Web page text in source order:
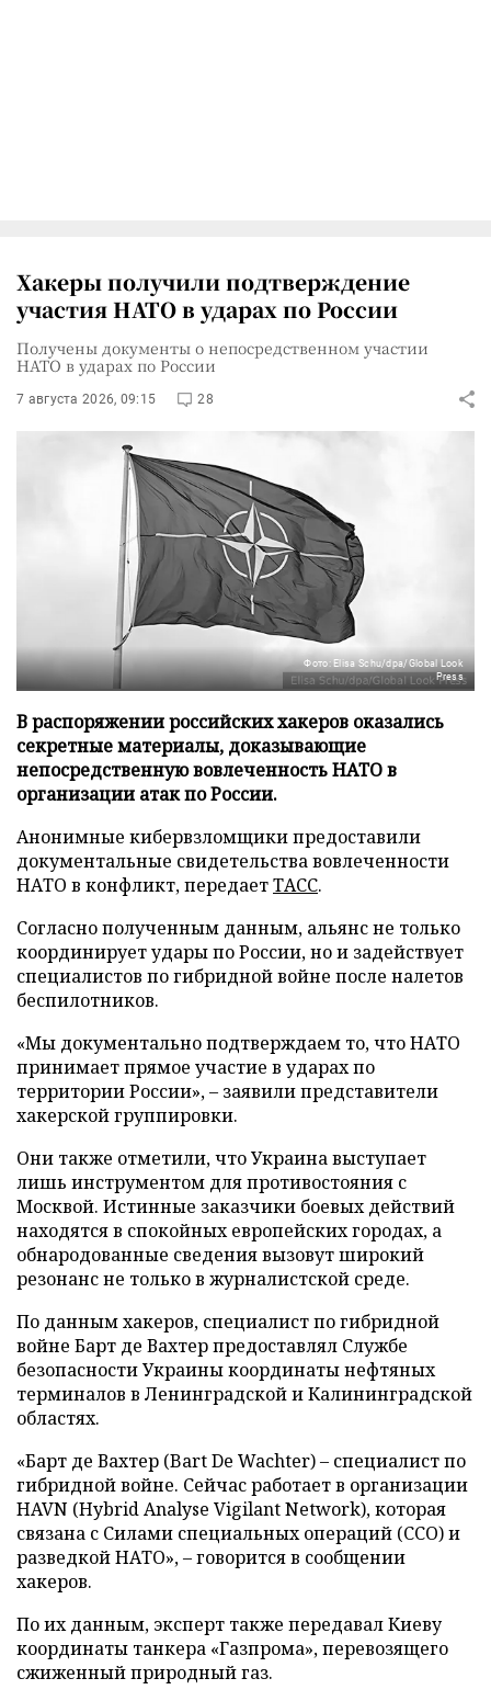
Хакеры получили подтверждение
участия НАТО в ударах по России
Получены документы о непосредственном участии
НАТО в ударах по России
7 августа 2026, 09:15 28
Фото: Elisa Schu/dpa/Global Look
Press
В распоряжении российских хакеров оказались
секретные материалы, доказывающие
непосредственную вовлеченность НАТО в
организации атак по России.
Анонимные кибервзломщики предоставили
документальные свидетельства вовлеченности
НАТО в конфликт, передаетТАСС.
Согласно полученным данным, альянс не только
координирует удары по России, но и задействует
специалистов по гибридной войне после налетов
беспилотников.
«Мы документально подтверждаем то, что НАТО
принимает прямое участие в ударах по
территории России», – заявили представители
хакерской группировки.
Они также отметили, что Украина выступает
лишь инструментом для противостояния с
Москвой. Истинные заказчики боевых действий
находятся в спокойных европейских городах, а
обнародованные сведения вызовут широкий
резонанс не только в журналистской среде.
По данным хакеров, специалист по гибридной
войне Барт де Вахтер предоставлял Службе
безопасности Украины координаты нефтяных
терминалов в Ленинградской и Калининградской
областях.
«Барт де Вахтер (Bart De Wachter) – специалист по
гибридной войне. Сейчас работает в организации
HAVN (Hybrid Analyse Vigilant Network), которая
связана с Силами специальных операций (ССО) и
разведкой НАТО», – говорится в сообщении
хакеров.
По их данным, эксперт также передавал Киеву
координаты танкера «Газпрома», перевозящего
сжиженный природный газ.